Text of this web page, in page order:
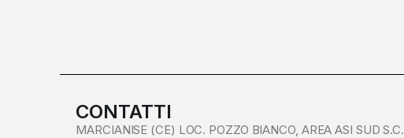
CONTATTI
MARCIANISE (CE) LOC. POZZO BIANCO, AREA ASI SUD